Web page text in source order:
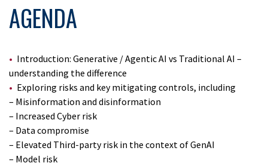
AGENDA
Introduction: Generative / Agentic AI vs Traditional AI –
understanding the difference
Exploring risks and key mitigating controls, including
– Misinformation and disinformation
– Increased Cyber risk
– Data compromise
– Elevated Third-party risk in the context of GenAI
– Model risk